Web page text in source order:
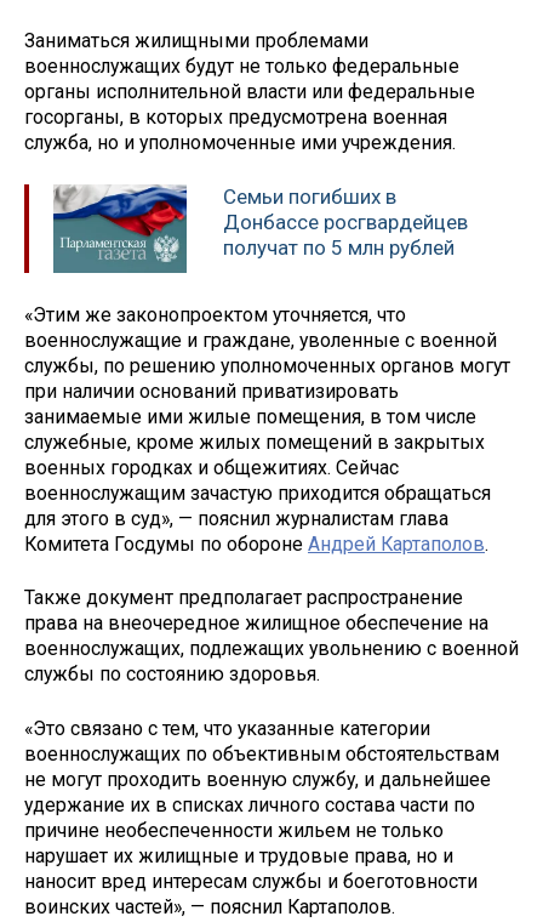
Заниматься жилищными проблемами
военнослужащих будут не только федеральные
органы исполнительной власти или федеральные
госорганы, в которых предусмотрена военная
служба, но и уполномоченные ими учреждения.
Семьи погибших в
Донбассе росгвардейцев
получат по 5 млн рублей
«Этим же законопроектом уточняется, что
военнослужащие и граждане, уволенные с военной
службы, по решению уполномоченных органов могут
при наличии оснований приватизировать
занимаемые ими жилые помещения, в том числе
служебные, кроме жилых помещений в закрытых
военных городках и общежитиях. Сейчас
военнослужащим зачастую приходится обращаться
для этого в суд», — пояснил журналистам глава
Комитета Госдумы по обороне Андрей Картаполов.
Также документ предполагает распространение
права на внеочередное жилищное обеспечение на
военнослужащих, подлежащих увольнению с военной
службы по состоянию здоровья.
«Это связано с тем, что указанные категории
военнослужащих по объективным обстоятельствам
не могут проходить военную службу, и дальнейшее
удержание их в списках личного состава части по
причине необеспеченности жильем не только
нарушает их жилищные и трудовые права, но и
наносит вред интересам службы и боеготовности
воинских частей», — пояснил Картаполов.